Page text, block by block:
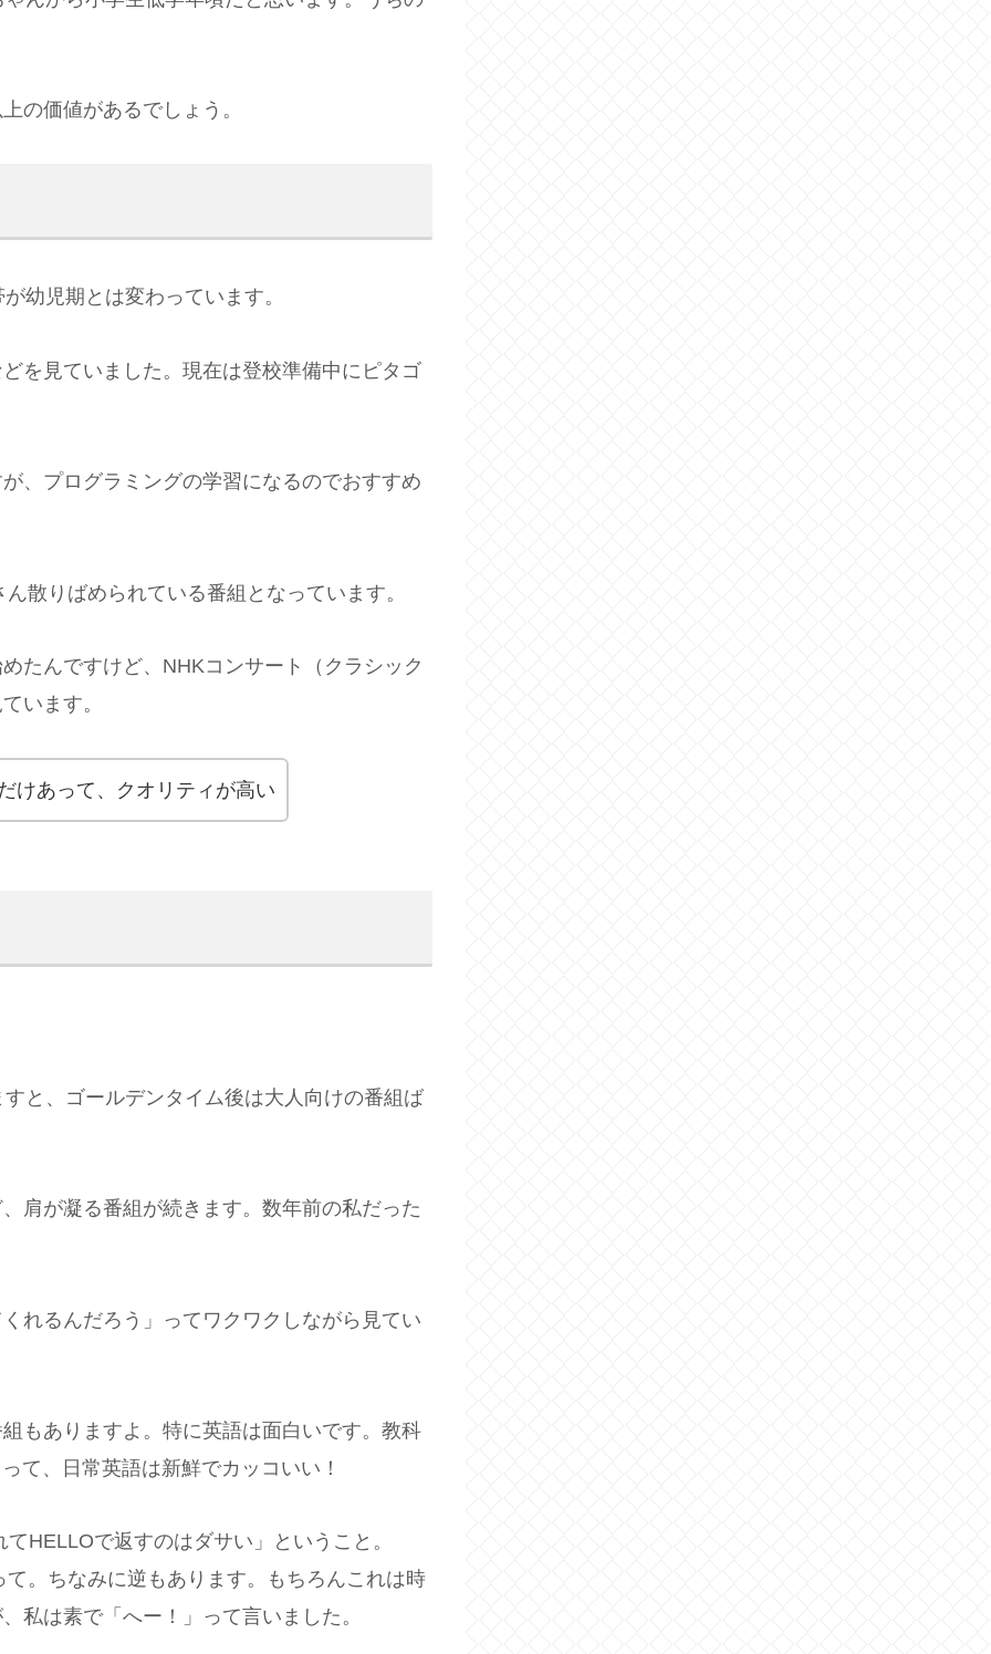
の価値があるでしょう。
幼児期とは変わっています。
を見ていました。現在は登校準備中にピタゴ
、プログラミングの学習になるのでおすすめ
散りばめられている番組となっています。
たんですけど、NHKコンサート（クラシック
います。
けあって、クオリティが高い
と、ゴールデンタイム後は大人向けの番組ば
肩が凝る番組が続きます。数年前の私だった
れるんだろう」ってワクワクしながら見てい
もありますよ。特に英語は面白いです。教科
て、日常英語は新鮮でカッコいい！
HELLOで返すのはダサい」ということ。
。ちなみに逆もあります。もちろんこれは時
私は素で「へー！」って言いました。